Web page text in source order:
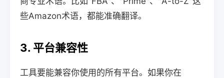
些Amazon术语，都能准确翻译。
3. 平台兼容性
工具要能兼容你使用的所有平台。如果你在